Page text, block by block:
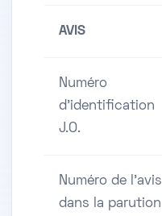
AVIS
Numéro
d'identification
J.O.
Numéro de l'avis
dans la parution